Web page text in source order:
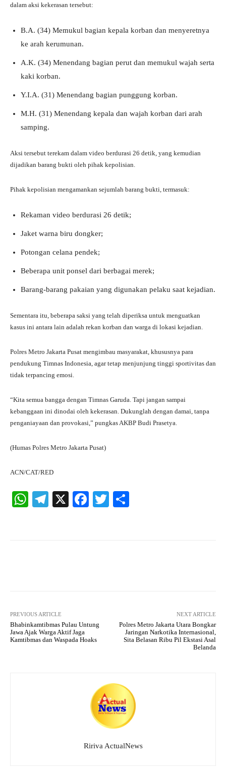
dalam aksi kekerasan tersebut:
B.A. (34) Memukul bagian kepala korban dan menyeretnya
ke arah kerumunan.
A.K. (34) Menendang bagian perut dan memukul wajah serta
kaki korban.
Y.I.A. (31) Menendang bagian punggung korban.
M.H. (31) Menendang kepala dan wajah korban dari arah
samping.
Aksi tersebut terekam dalam video berdurasi 26 detik, yang kemudian
dijadikan barang bukti oleh pihak kepolisian.
Pihak kepolisian mengamankan sejumlah barang bukti, termasuk:
Rekaman video berdurasi 26 detik;
Jaket warna biru dongker;
Potongan celana pendek;
Beberapa unit ponsel dari berbagai merek;
Barang-barang pakaian yang digunakan pelaku saat kejadian.
Sementara itu, beberapa saksi yang telah diperiksa untuk menguatkan
kasus ini antara lain adalah rekan korban dan warga di lokasi kejadian.
Polres Metro Jakarta Pusat mengimbau masyarakat, khususnya para
pendukung Timnas Indonesia, agar tetap menjunjung tinggi sportivitas dan
tidak terpancing emosi.
“Kita semua bangga dengan Timnas Garuda. Tapi jangan sampai
kebanggaan ini dinodai oleh kekerasan. Dukunglah dengan damai, tanpa
penganiayaan dan provokasi,” pungkas AKBP Budi Prasetya.
(Humas Polres Metro Jakarta Pusat)
ACN/CAT/RED
W
Te X
Fa
T
PREVIOUS ARTICLE
Bhabinkamtibmas Pulau Untung
Jawa Ajak Warga Aktif Jaga
Kamtibmas dan Waspada Hoaks
NEXT ARTICLE
Polres Metro Jakarta Utara Bongkar
Jaringan Narkotika Internasional,
Sita Belasan Ribu Pil Ekstasi Asal
Belanda
Ririva ActualNews